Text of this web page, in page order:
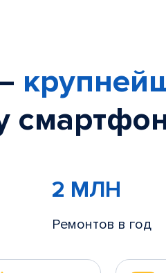
2 МЛН
Ремонтов в год